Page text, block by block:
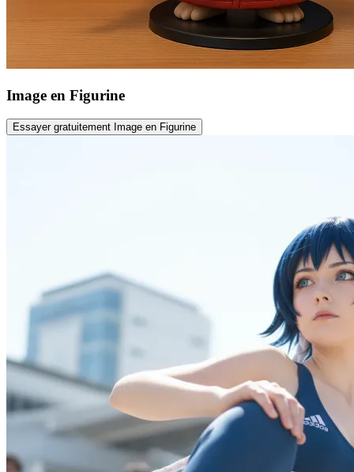
Image en Figurine
Essayer gratuitement Image en Figurine